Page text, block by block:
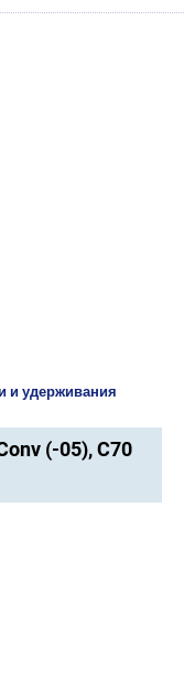
и удерживания
(-05), C70